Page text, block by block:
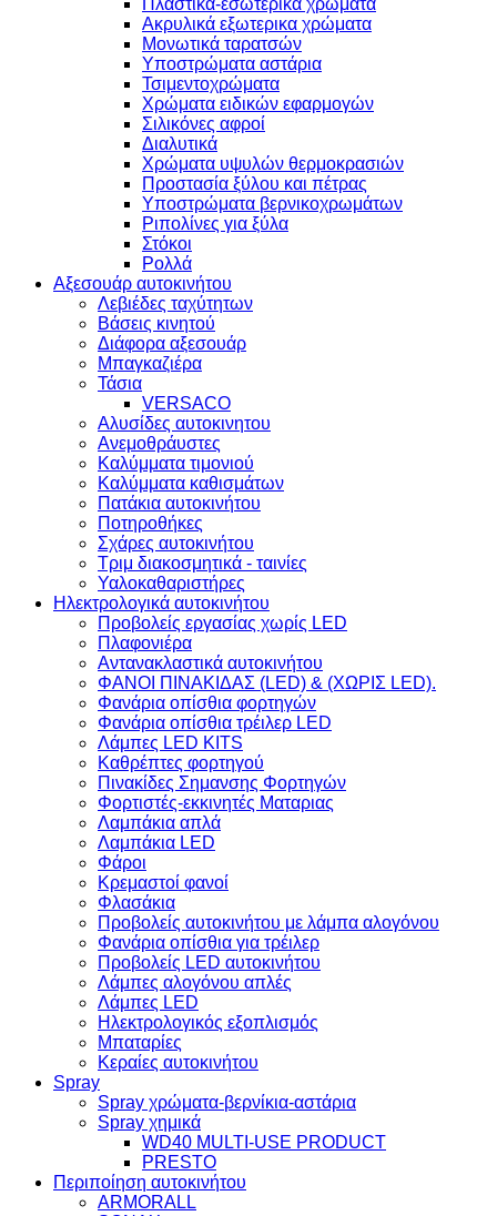
Πλαστικά-εσωτερικά χρώματα
Ακρυλικά εξωτερικα χρώματα
Μονωτικά ταρατσών
Υποστρώματα αστάρια
Τσιμεντοχρώματα
Χρώματα ειδικών εφαρμογών
Σιλικόνες αφροί
Διαλυτικά
Χρώματα υψυλών θερμοκρασιών
Προστασία ξύλου και πέτρας
Υποστρώματα βερνικοχρωμάτων
Ριπολίνες για ξύλα
Στόκοι
Ρολλά
Αξεσουάρ αυτοκινήτου
Λεβιέδες ταχύτητων
Βάσεις κινητού
Διάφορα αξεσουάρ
Μπαγκαζιέρα
Τάσια
VERSACO
Αλυσίδες αυτοκινητου
Ανεμοθράυστες
Καλύμματα τιμονιού
Καλύμματα καθισμάτων
Πατάκια αυτοκινήτου
Ποτηροθήκες
Σχάρες αυτοκινήτου
Τριμ διακοσμητικά - ταινίες
Υαλοκαθαριστήρες
Ηλεκτρολογικά αυτοκινήτου
Προβολείς εργασίας χωρίς LED
Πλαφονιέρα
Aντανακλαστικά αυτοκινήτου
ΦΑΝΟΙ ΠΙΝΑΚΙΔΑΣ (LED) & (XΩΡΙΣ LED).
Φανάρια οπίσθια φορτηγών
Φανάρια οπίσθια τρέιλερ LED
Λάμπες LED KITS
Kαθρέπτες φορτηγού
Πινακίδες Σημανσης Φορτηγών
Φορτιστές-εκκινητές Ματαριας
Λαμπάκια απλά
Λαμπάκια LED
Φάροι
Κρεμαστοί φανοί
Φλασάκια
Προβολείς αυτοκινήτου με λάμπα αλογόνου
Φανάρια οπίσθια για τρέιλερ
Προβολείς LED αυτοκινήτου
Λάμπες αλογόνου απλές
Λάμπες LED
Ηλεκτρολογικός εξοπλισμός
Μπαταρίες
Κεραίες αυτοκινήτου
Spray
Spray χρώματα-βερνίκια-αστάρια
Spray χημικά
WD40 MULTI-USE PRODUCT
PRESTO
Περιποίηση αυτοκινήτου
ARMORALL